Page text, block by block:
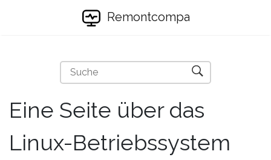
Remontcompa
Eine Seite über das
Linux-Betriebssystem